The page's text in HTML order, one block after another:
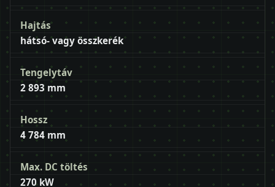
Hajtás
hátsó- vagy összkerék
Tengelytáv
2 893 mm
Hossz
4 784 mm
Max. DC töltés
270 kW